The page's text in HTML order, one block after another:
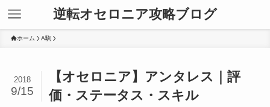
逆転オセロニア攻略ブログ
ホーム A駒
【オセロニア】アンタレス｜評
価・ステータス・スキル
2018
9/15